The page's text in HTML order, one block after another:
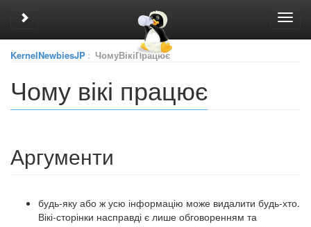
Toggle sidebar
KernelNewbiesJP : ЧомуВікіПрацює
Чому вікі працює
Аргументи
будь-яку або ж усю інформацію може видалити будь-хто.
Вікі-сторінки насправді є лише обговоренням та